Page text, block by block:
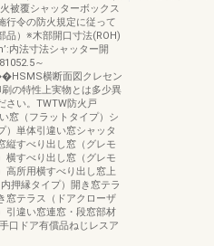
被覆シャッターボックス
行令の防火規定に従って
品）※木部開口寸法(ROH)
内法寸法シャッター開
～
横断面図クレセン
の特性上実物とは多少異
さい。TWTW防火戸
窓（フラットタイプ）シ
）単体引違い窓シャッタ
縦すべり出し窓（グレモ
横すべり出し窓（グレモ
高所用横すべり出し窓上
押縁タイプ）開き窓テラ
窓テラス（ドアクローザ
引違い窓連窓・段窓部材
口ドア有償品ねじレスア